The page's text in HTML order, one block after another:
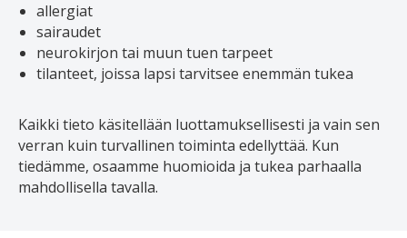
allergiat
sairaudet
neurokirjon tai muun tuen tarpeet
tilanteet, joissa lapsi tarvitsee enemmän tukea
Kaikki tieto käsitellään luottamuksellisesti ja vain sen
verran kuin turvallinen toiminta edellyttää. Kun
tiedämme, osaamme huomioida ja tukea parhaalla
mahdollisella tavalla.